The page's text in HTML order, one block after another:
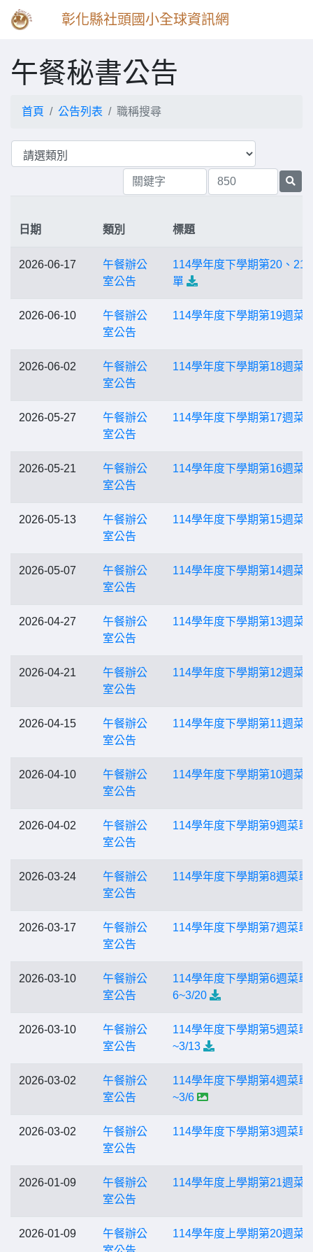
彰化縣社頭國小全球資訊網
午餐秘書公告
首頁 公告列表 職稱搜尋
日期 類別 標題
2026-06-17
午餐辦公
室公告
114學年度下學期第20、21
單
2026-06-10
午餐辦公
室公告
114學年度下學期第19週菜
2026-06-02
午餐辦公
室公告
114學年度下學期第18週菜
2026-05-27
午餐辦公
室公告
114學年度下學期第17週菜
2026-05-21
午餐辦公
室公告
114學年度下學期第16週菜
2026-05-13
午餐辦公
室公告
114學年度下學期第15週菜
2026-05-07
午餐辦公
室公告
114學年度下學期第14週菜
2026-04-27
午餐辦公
室公告
114學年度下學期第13週菜
2026-04-21
午餐辦公
室公告
114學年度下學期第12週菜
2026-04-15
午餐辦公
室公告
114學年度下學期第11週菜
2026-04-10
午餐辦公
室公告
114學年度下學期第10週菜
2026-04-02
午餐辦公
室公告
114學年度下學期第9週菜單
2026-03-24
午餐辦公
室公告
114學年度下學期第8週菜單
2026-03-17
午餐辦公
室公告
114學年度下學期第7週菜單
2026-03-10
午餐辦公
室公告
114學年度下學期第6週菜單
6~3/20
2026-03-10
午餐辦公
室公告
114學年度下學期第5週菜單
~3/13
2026-03-02
午餐辦公
室公告
114學年度下學期第4週菜單
~3/6
2026-03-02
午餐辦公
室公告
114學年度下學期第3週菜單
2026-01-09
午餐辦公
室公告
114學年度上學期第21週菜
2026-01-09
午餐辦公
114學年度上學期第20週菜